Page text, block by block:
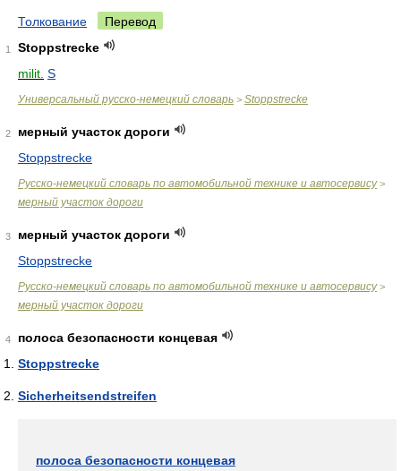
Толкование Перевод
1
Stoppstrecke
milit. S
Универсальный русско-немецкий словарь > Stoppstrecke
2
мерный участок дороги
Stoppstrecke
Русско-немецкий словарь по автомобильной технике и автосервису>
мерный участок дороги
3
мерный участок дороги
Stoppstrecke
Русско-немецкий словарь по автомобильной технике и автосервису>
мерный участок дороги
4
полоса безопасности концевая
Stoppstrecke
Sicherheitsendstreifen
полоса безопасности концевая